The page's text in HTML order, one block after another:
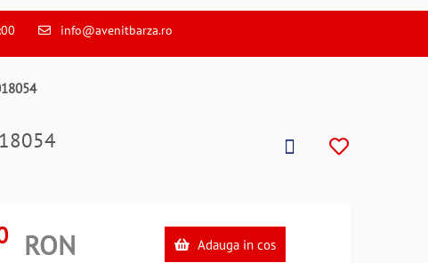
info@avenitbarza.ro
RON Adauga in cos